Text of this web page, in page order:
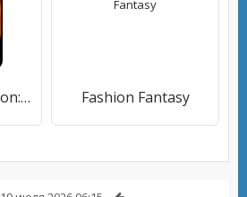
Kangaroo Evolution: Simulator Fashion Fantasy